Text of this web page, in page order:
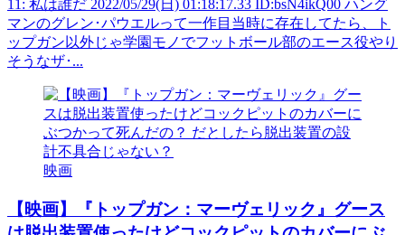
11: 私は誰だ 2022/05/29(日) 01:18:17.33 ID:bsN4ikQ00 ハング
マンのグレン･パウエルって一作目当時に存在してたら、ト
ップガン以外じゃ学園モノでフットボール部のエース役やり
そうなザ･...
映画
【映画】『トップガン：マーヴェリック』グース